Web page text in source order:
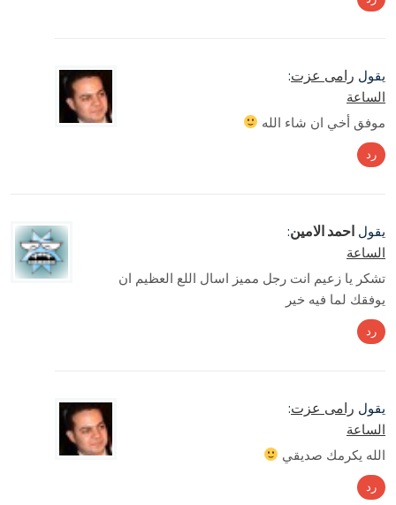
يقول رامى عزت:
الساعة
موفق أخي ان شاء الله
رد
يقول احمد الامين:
الساعة
تشكر يا زعيم انت رجل مميز اسال اللع العظيم ان
يوفقك لما فيه خير
رد
يقول رامى عزت:
الساعة
الله يكرمك صديقي
رد